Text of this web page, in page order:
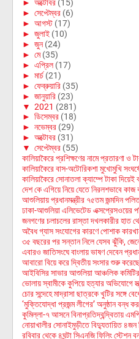
► অক্টোবর (15)
► সেপ্টেম্বর (6)
► আগস্ট (17)
► জুলাই (10)
► জুন (24)
► মে (35)
► এপ্রিল (17)
► মার্চ (21)
► ফেব্রুয়ারি (35)
► জানুয়ারি (23)
▼ 2021 (281)
► ডিসেম্বর (18)
► নভেম্বর (29)
► অক্টোবর (31)
▼ সেপ্টেম্বর (55)
কালিয়াকৈরে প্রশিক্ষণের নামে প্রতারণা ও
কালিয়াকৈরে বাস-অটোরিকশা মুখোমুখি
কালিয়াকৈরে সোনাতলা ক্যাম্পে টাকা
দেশ কে এগিয়ে নিয়ে যেতে নিরলশভাবে কাজ
আশুলিয়ায় প্রধানমন্ত্রীর ৭৫তম জন্মদিন
ঢাকা-আশুলিয়া এলিভেটেড এক্সপ্রেসওয়ের
জনগণের চলাচলের রাস্তা দখলকারীর হাত
অবৈধ গ্যাস সংযোগের কারণে পোশাক
৩৫ বছরের পর সন্তান নিলে যেসব ঝুঁকি,
এবারও জাতিসংঘে বাংলায় ভাষণ দেবেন
আবারো বিয়ে করে দ্বিতীয় সংসার শুরু
আইবিসির সাভার আশুলিয়া আঞ্চলিক
ভোলায় স্বামীকে কুপিয়ে হত্যার অভিযোগে
চোর সন্দেহে মাদ্রাসা ছাত্রকে খুটির সঙ্গে
‘মুক্তিযোদ্ধা প্রজন্ম লীগের’ অনুষ্ঠান বন্ধ
কুমিল্লা-৭ আসনে বিনাপ্রতিদ্বন্দ্বিতায়
নোয়াখালীর সোনাইমুড়ীতে বিদ্যুতায়িত ৪জন
রবিবার থেকে ৪ঘন্টা সিএনজি ফিলিং স্টেশন